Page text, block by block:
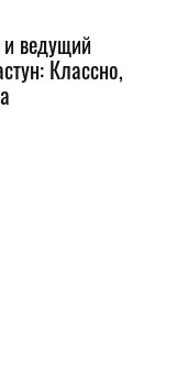
ведущий
Классно,